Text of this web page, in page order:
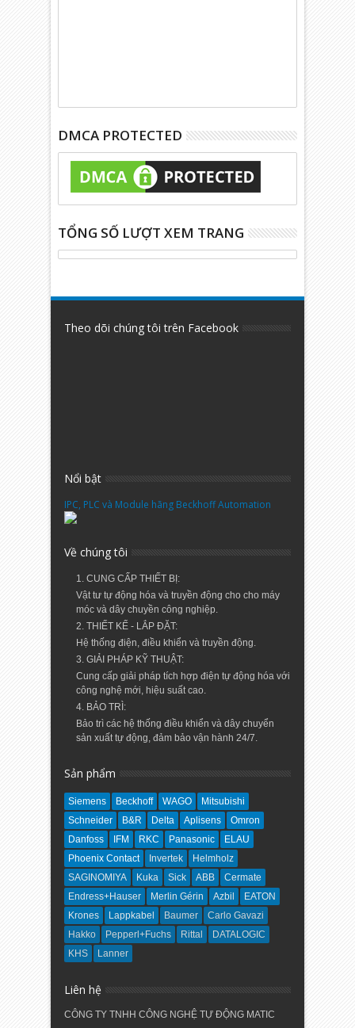
DMCA PROTECTED
TỔNG SỐ LƯỢT XEM TRANG
Theo dõi chúng tôi trên Facebook
Nổi bật
IPC, PLC và Module hãng Beckhoff Automation
Về chúng tôi
1. CUNG CẤP THIẾT BỊ:
Vật tư tự động hóa và truyền động cho cho máy
móc và dây chuyền công nghiệp.
2. THIẾT KẾ - LẮP ĐẶT:
Hệ thống điện, điều khiển và truyền động.
3. GIẢI PHÁP KỸ THUẬT:
Cung cấp giải pháp tích hợp điện tự động hóa với
công nghệ mới, hiệu suất cao.
4. BẢO TRÌ:
Bảo trì các hệ thống điều khiển và dây chuyển
sản xuất tự động, đảm bảo vận hành 24/7.
Sản phẩm
Siemens Beckhoff WAGO
Mitsubishi
Schneider
B&R Delta Aplisens
Omron
Danfoss
IFM RKC Panasonic
ELAU
Phoenix Contact
Invertek
Helmholz
SAGINOMIYA
Kuka Sick ABB
Cermate
Endress+Hauser
Merlin Gérin Azbil
EATON
Krones
Lappkabel Baumer
Carlo Gavazi
Hakko
Pepperl+Fuchs Rittal
DATALOGIC
KHS
Lanner
Liên hệ
CÔNG TY TNHH CÔNG NGHỆ TỰ ĐỘNG MATIC